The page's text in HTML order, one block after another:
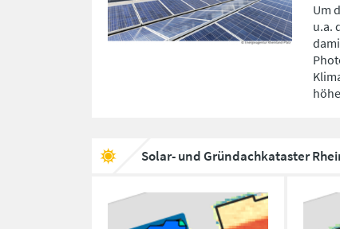
Um
u.a.
Solar- und Gründachkataster